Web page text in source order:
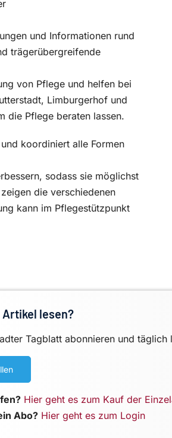
und Informationen rund
trägerübergreifende
von Pflege und helfen bei
Limburgerhof und
die Pflege beraten lassen.
koordiniert alle Formen
sodass sie möglichst
die verschiedenen
kann im Pflegestützpunkt
lesen?
Tagblatt abonnieren und täglich
Hier geht es zum Kauf der
Abo? Hier geht es zum Login